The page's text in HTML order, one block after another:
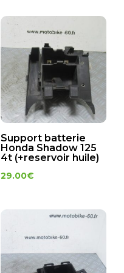
Support batterie
Honda Shadow 125
4t (+reservoir huile)
29.00€